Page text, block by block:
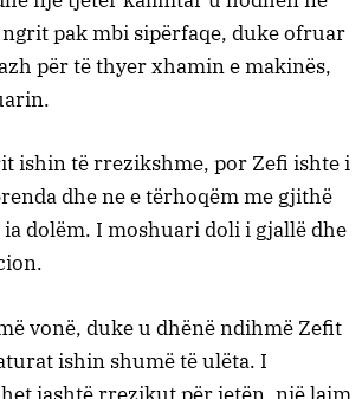
pak mbi sipërfaqe, duke ofruar
për të thyer xhamin e makinës,
ishin të rrezikshme, por Zefi ishte i
dhe ne e tërhoqëm me gjithë
dolëm. I moshuari doli i gjallë dhe
vonë, duke u dhënë ndihmë Zefit
ishin shumë të ulëta. I